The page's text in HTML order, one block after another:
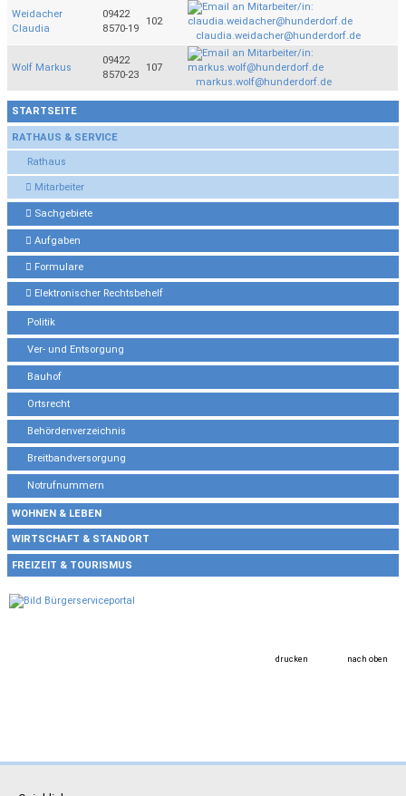
STARTSEITE
RATHAUS & SERVICE
Rathaus
Mitarbeiter
Sachgebiete
Aufgaben
Formulare
Elektronischer Rechtsbehelf
Politik
Ver- und Entsorgung
Bauhof
Ortsrecht
Behördenverzeichnis
Breitbandversorgung
Notrufnummern
WOHNEN & LEBEN
WIRTSCHAFT & STANDORT
FREIZEIT & TOURISMUS
Weidacher
Claudia
09422
8570-19
102
claudia.weidacher@hunderdorf.de
Wolf Markus
09422
8570-23
107
markus.wolf@hunderdorf.de
drucken nach oben